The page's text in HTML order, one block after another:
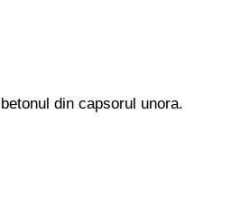
din capsorul unora.